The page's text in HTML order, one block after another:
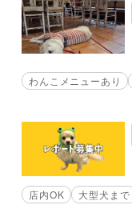
わんこメニューあり
店内OK 大型犬まで